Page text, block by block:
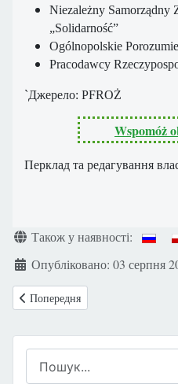
Niezależny Samorządny
„Solidarność”
Ogólnopolskie
Pracodawcy
`Джерело: PFROŻ
Wspomóż
Перклад та редагування
ДеталіТакож у наявності:
Опубліковано: 03 серпня
Попередня стаття: «Перед нами
Попередня